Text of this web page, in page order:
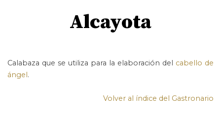
Alcayota
Calabaza que se utiliza para la elaboración del cabello de
ángel.
Volver al índice del Gastronario